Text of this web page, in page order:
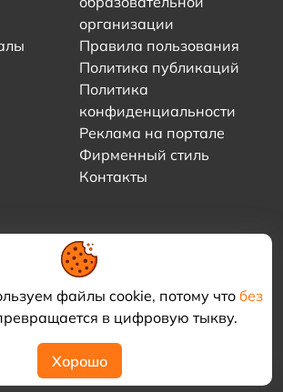
файлы cookie, потому что без
в цифровую тыкву.
Хорошо
организации
Правила пользования
Политика публикаций
Политика
конфиденциальности
Реклама на портале
Фирменный стиль
Контакты
«Академия КриоФрост»